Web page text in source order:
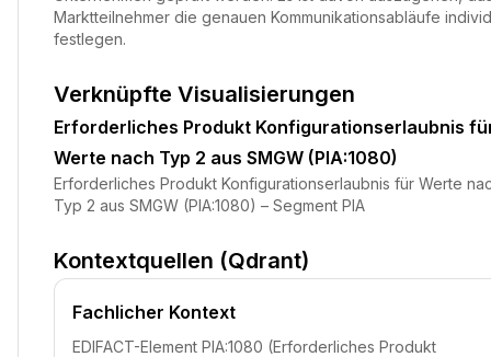
Marktteilnehmer die genauen Kommunikationsabläufe
festlegen.
Verknüpfte Visualisierungen
Erforderliches Produkt Konfigurationserlaubnis
Werte nach Typ 2 aus SMGW (PIA:1080)
Erforderliches Produkt Konfigurationserlaubnis für Werte
Typ 2 aus SMGW (PIA:1080) – Segment PIA
Kontextquellen (Qdrant)
Fachlicher Kontext
EDIFACT-Element PIA:1080 (Erforderliches Produkt